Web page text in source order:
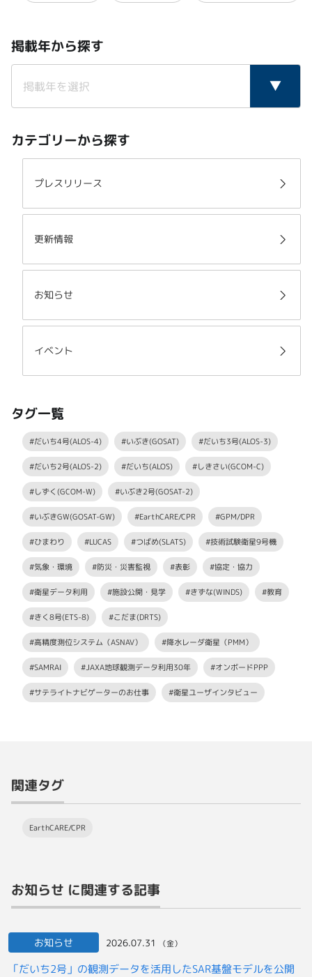
掲載年から探す
カテゴリーから探す
プレスリリース
更新情報
お知らせ
イベント
タグ一覧
#だいち4号(ALOS-4) #いぶき(GOSAT) #だいち3号(ALOS-3)
#だいち2号(ALOS-2) #だいち(ALOS) #しきさい(GCOM-C)
#しずく(GCOM-W) #いぶき2号(GOSAT-2)
#いぶきGW(GOSAT-GW) #EarthCARE/CPR #GPM/DPR
#ひまわり #LUCAS #つばめ(SLATS) #技術試験衛星9号機
#気象・環境 #防災・災害監視 #表彰 #協定・協力
#衛星データ利用 #施設公開・見学 #きずな(WINDS) #教育
#きく8号(ETS-8) #こだま(DRTS)
#高精度測位システム（ASNAV） #降水レーダ衛星（PMM）
#SAMRAI #JAXA地球観測データ利用30年 #オンボードPPP
#サテライトナビゲーターのお仕事 #衛星ユーザインタビュー
関連タグ
EarthCARE/CPR
お知らせ に関連する記事
お知らせ 2026.07.31 （金）
「だいち2号」の観測データを活用したSAR基盤モデルを公開